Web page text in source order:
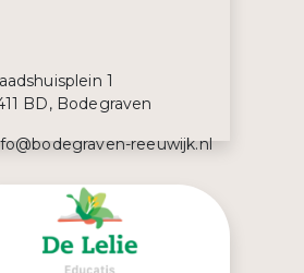
1
BD, Bodegraven
reeuwijk.nl
522 522